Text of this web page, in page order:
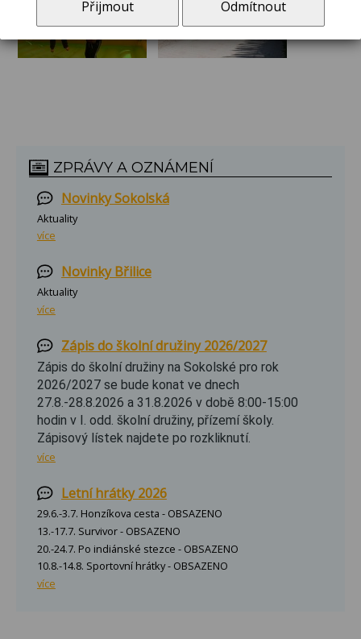
ZPRÁVY A OZNÁMENÍ
Novinky Sokolská
Aktuality
více
Novinky Břilice
Aktuality
více
Zápis do školní družiny 2026/2027
Zápis do školní družiny na Sokolské pro rok
2026/2027 se bude konat ve dnech
27.8.-28.8.2026 a 31.8.2026 v době 8:00-15:00
hodin v I. odd. školní družiny, přízemí školy.
Zápisový lístek najdete po rozkliknutí.
více
Letní hrátky 2026
29.6.-3.7. Honzíkova cesta - OBSAZENO
13.-17.7. Survivor - OBSAZENO
20.-24.7. Po indiánské stezce - OBSAZENO
10.8.-14.8. Sportovní hrátky - OBSAZENO
více
Přijmout Odmítnout